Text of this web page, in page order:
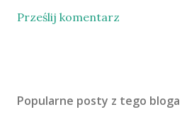
Prześlij komentarz
Popularne posty z tego bloga